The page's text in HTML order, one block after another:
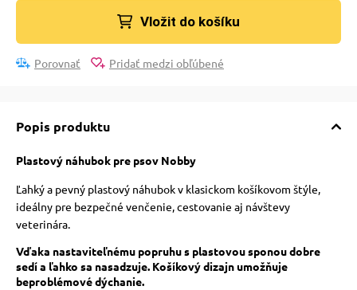
Vložit do košíku
Porovnať Pridať medzi obľúbené
Popis produktu
Plastový náhubok pre psov Nobby
Ľahký a pevný plastový náhubok v klasickom košíkovom štýle,
ideálny pre bezpečné venčenie, cestovanie aj návštevy
veterinára.
Vďaka nastaviteľnému popruhu s plastovou sponou dobre
sedí a ľahko sa nasadzuje. Košíkový dizajn umožňuje
beproblémové dýchanie.